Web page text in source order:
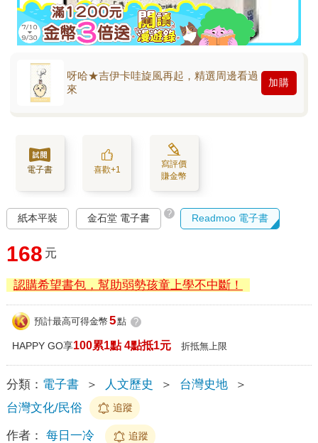
呀哈★吉伊卡哇旋風再起，精選周邊看過
來
加購
電子書 喜歡+1
寫評價
賺金幣
紙本平裝 金石堂 電子書 ? Readmoo 電子書
168 元
認購希望書包，幫助弱勢孩童上學不中斷！
預計最高可得金幣 5點 ?
HAPPY GO享100累1點 4點抵1元 折抵無上限
分類： 電子書 ＞ 人文歷史 ＞ 台灣史地
＞
台灣文化/民俗
追蹤
作者： 每日一冷 追蹤